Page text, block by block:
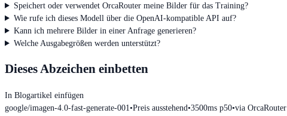
Speichert oder verwendet OrcaRouter meine Bilder für das Training?
Wie rufe ich dieses Modell über die OpenAI-kompatible API auf?
Kann ich mehrere Bilder in einer Anfrage generieren?
Welche Ausgabegrößen werden unterstützt?
Dieses Abzeichen einbetten
In Blogartikel einfügen
google/imagen-4.0-fast-generate-001•Preis ausstehend•3500ms p50•via OrcaRouter